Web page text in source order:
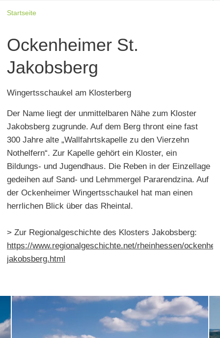
Startseite
Ockenheimer St.
Jakobsberg
Wingertsschaukel am Klosterberg
Der Name liegt der unmittelbaren Nähe zum Kloster
Jakobsberg zugrunde. Auf dem Berg thront eine fast
300 Jahre alte „Wallfahrtskapelle zu den Vierzehn
Nothelfern“. Zur Kapelle gehört ein Kloster, ein
Bildungs- und Jugendhaus. Die Reben in der Einzellage
gedeihen auf Sand- und Lehmmergel Pararendzina. Auf
der Ockenheimer Wingertsschaukel hat man einen
herrlichen Blick über das Rheintal.
> Zur Regionalgeschichte des Klosters Jakobsberg:
https://www.regionalgeschichte.net/rheinhessen/
jakobsberg.html